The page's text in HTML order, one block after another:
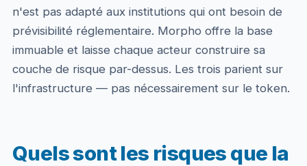
n'est pas adapté aux institutions qui ont besoin de
prévisibilité réglementaire. Morpho offre la base
immuable et laisse chaque acteur construire sa
couche de risque par-dessus. Les trois parient sur
l'infrastructure — pas nécessairement sur le token.
Quels sont les risques que la